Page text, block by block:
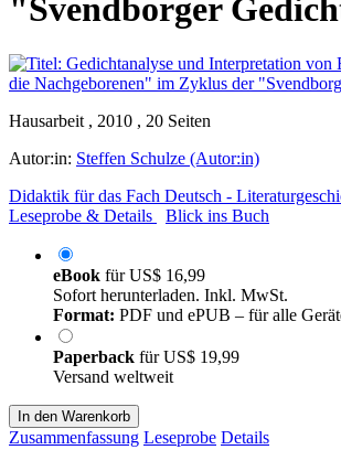
"Svendborger
Hausarbeit , 2010 , 20 Seiten
Autor:in: Steffen Schulze (Autor:in)
Didaktik für das Fach Deutsch -
Leseprobe & Details
Blick ins Buch
eBook fürUS$ 16,99
Sofort herunterladen. Inkl. MwSt.
Format: PDF und ePUB – für alle
Paperback fürUS$ 19,99
Versand weltweit
In den Warenkorb
Zusammenfassung Leseprobe Details